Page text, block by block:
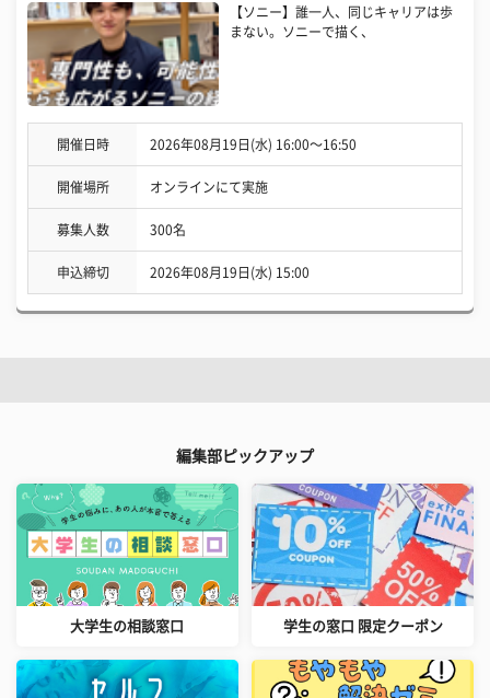
【ソニー】誰一人、同じキャリアは歩
まない。ソニーで描く、
開催日時 2026年08月19日(水) 16:00〜16:50
開催場所 オンラインにて実施
募集人数 300名
申込締切 2026年08月19日(水) 15:00
編集部ピックアップ
大学生の相談窓口 学生の窓口 限定クーポン